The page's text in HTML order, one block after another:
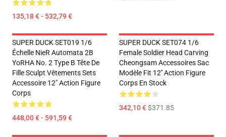
135,18 € - 532,79 €
SUPER DUCK SET019 1/6
Échelle NieR Automata 2B
YoRHA No. 2 Type B Tête De
Fille Sculpt Vêtements Sets
Accessoire 12" Action Figure
Corps
448,00 € - 591,59 €
SUPER DUCK SET074 1/6
Female Soldier Head Carving
Cheongsam Accessoires Sac
Modèle Fit 12'' Action Figure
Corps En Stock
342,10 €$371.85